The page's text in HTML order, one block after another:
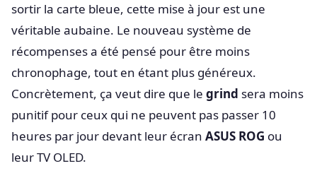
sortir la carte bleue, cette mise à jour est une
véritable aubaine. Le nouveau système de
récompenses a été pensé pour être moins
chronophage, tout en étant plus généreux.
Concrètement, ça veut dire que le grind sera moins
punitif pour ceux qui ne peuvent pas passer 10
heures par jour devant leur écran ASUS ROG ou
leur TV OLED.